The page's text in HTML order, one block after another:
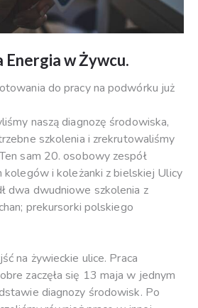
Energia w Żywcu.
do pracy na podwórku już
naszą diagnozę środowiska,
szkolenia i zrekrutowaliśmy
sam 20. osobowy zespół
kolegów i koleżanki z bielskiej Ulicy
dwa dwudniowe szkolenia z
prekursorki polskiego
na żywieckie ulice. Praca
zaczęła się 13 maja w jednym
diagnozy środowisk. Po